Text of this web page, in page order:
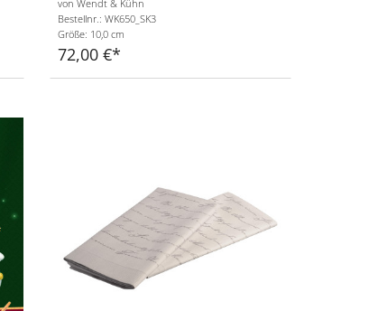
von Wendt & Kühn
Bestellnr.: WK650_SK3
Größe: 10,0 cm
72,00 €